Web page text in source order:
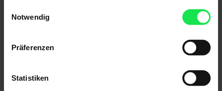
Notwendig
Präferenzen
Statistiken